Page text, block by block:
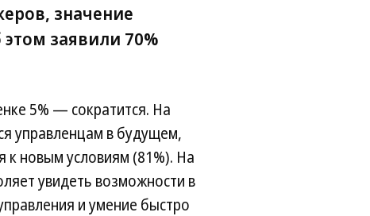
значение
заявили 70%
5% — сократится. На
управленцам в будущем,
к новым условиям (81%). На
увидеть возможности в
и умение быстро